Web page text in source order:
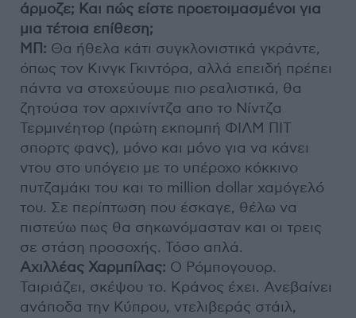
άρμοζε; Και πώς είστε προετοιμασμένοι για
μια τέτοια επίθεση;
ΜΠ: Θα ήθελα κάτι συγκλονιστικά γκράντε,
όπως τον Κινγκ Γκιντόρα, αλλά επειδή πρέπει
πάντα να στοχεύουμε πιο ρεαλιστικά, θα
ζητούσα τον αρχινίντζα απο το Νίντζα
Τερμινέητορ (πρώτη εκπομπή ΦΙΛΜ ΠΙΤ
σπορτς φανς), μόνο και μόνο για να κάνει
ντου στο υπόγειο με το υπέροχο κόκκινο
πυτζαμάκι του και το million dollar χαμόγελό
του. Σε περίπτωση που έσκαγε, θέλω να
πιστεύω πως θα σηκωνόμασταν και οι τρεις
σε στάση προσοχής. Τόσο απλά.
Αχιλλέας Χαρμπίλας: Ο Ρόμπογουορ.
Ταιριάζει, σκέψου το. Κράνος έχει. Ανεβαίνει
ανάποδα την Κύπρου, ντελιβεράς στάιλ,